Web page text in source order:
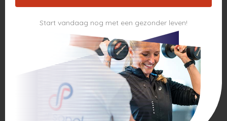
Ze zijn er altijd voor je.
Ze zijn altijd blij.
Veel huisdieren voelen gewoon lekker zacht en
warm aan, behalve misschien vissen en reptielen.
Meer dan alleen een huisdier
Het is duidelijk dat huisdieren meer zijn dan alleen
Start vandaag nog met een gezonder leven!